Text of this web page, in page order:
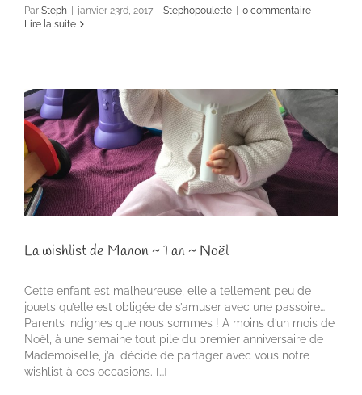
Par Steph | janvier 23rd, 2017 | Stephopoulette | 0 commentaire
Lire la suite
La wishlist de Manon ~ 1 an ~ Noël
Cette enfant est malheureuse, elle a tellement peu de
jouets qu’elle est obligée de s’amuser avec une passoire…
Parents indignes que nous sommes ! A moins d’un mois de
Noël, à une semaine tout pile du premier anniversaire de
Mademoiselle, j’ai décidé de partager avec vous notre
wishlist à ces occasions. […]